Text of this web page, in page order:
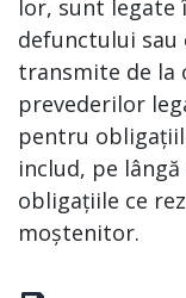
lor, sunt legate
defunctului
transmite de la
prevederilor
pentru
includ, pe
obligațiile ce
moștenitor.